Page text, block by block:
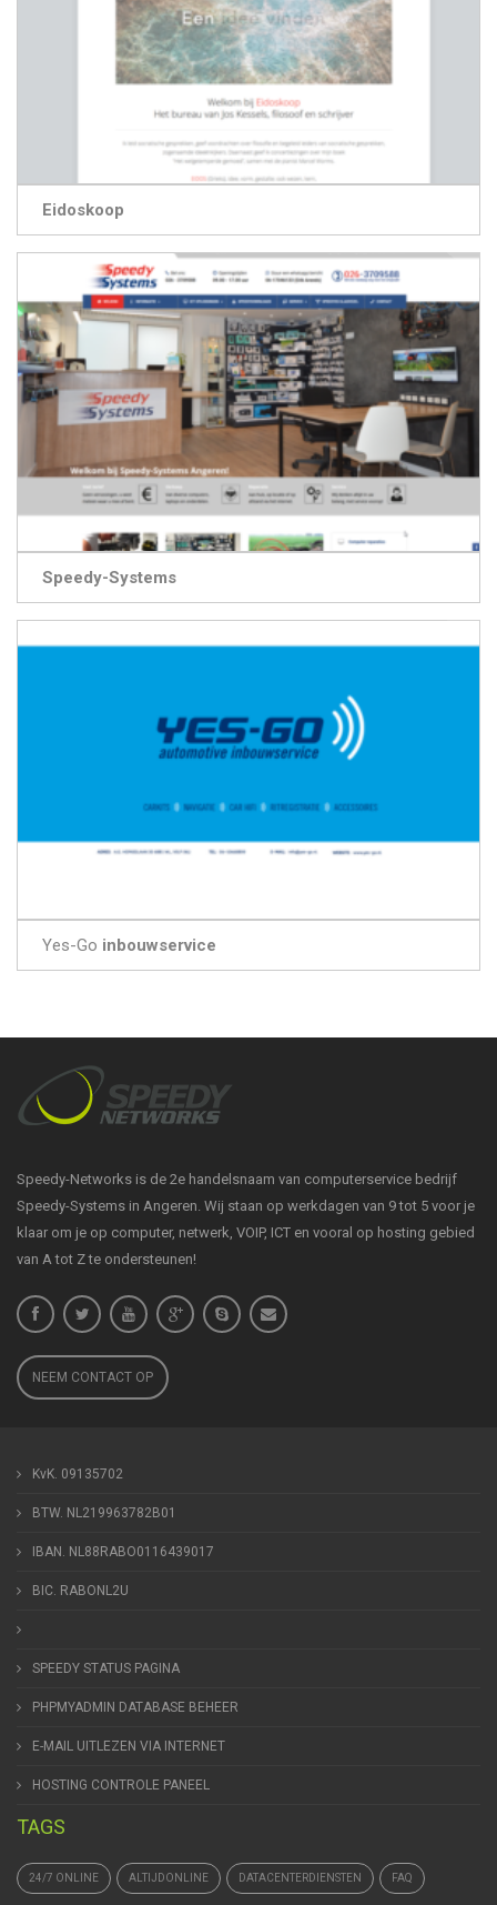
Eidoskoop
Speedy-Systems
Yes-Go inbouwservice
Speedy-Networks is de 2e handelsnaam van computerservice bedrijf
Speedy-Systems in Angeren. Wij staan op werkdagen van 9 tot 5 voor je
klaar om je op computer, netwerk, VOIP, ICT en vooral op hosting gebied
van A tot Z te ondersteunen!
NEEM CONTACT OP
KvK. 09135702
BTW. NL219963782B01
IBAN. NL88RABO0116439017
BIC. RABONL2U
SPEEDY STATUS PAGINA
PHPMYADMIN DATABASE BEHEER
E-MAIL UITLEZEN VIA INTERNET
HOSTING CONTROLE PANEEL
TAGS
24/7 ONLINE ALTIJDONLINE DATACENTERDIENSTEN FAQ